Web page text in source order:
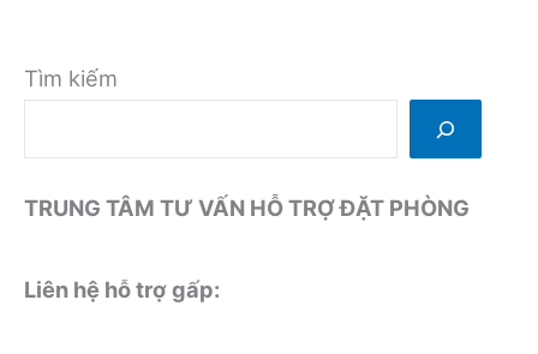
đặt
phòng
Highland
&
Tìm kiếm
TRUNG TÂM TƯ VẤN HỖ TRỢ ĐẶT PHÒNG
Liên hệ hỗ trợ gấp: